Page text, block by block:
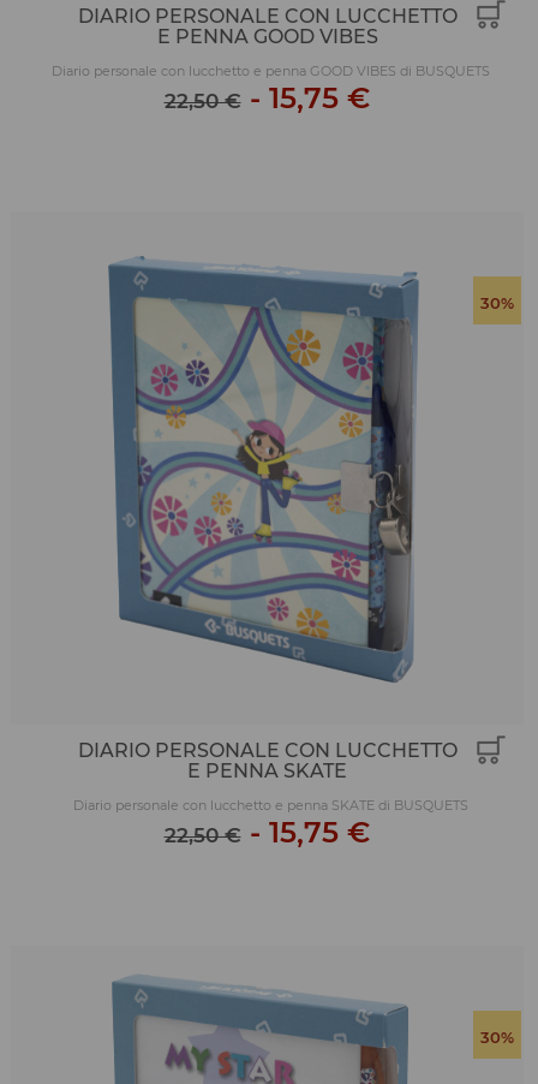
DIARIO PERSONALE CON LUCCHETTO
E PENNA GOOD VIBES
Diario personale con lucchetto e penna GOOD VIBES di BUSQUETS
22,50 €- 15,75 €
30%
DIARIO PERSONALE CON LUCCHETTO
E PENNA SKATE
Diario personale con lucchetto e penna SKATE di BUSQUETS
22,50 €- 15,75 €
30%